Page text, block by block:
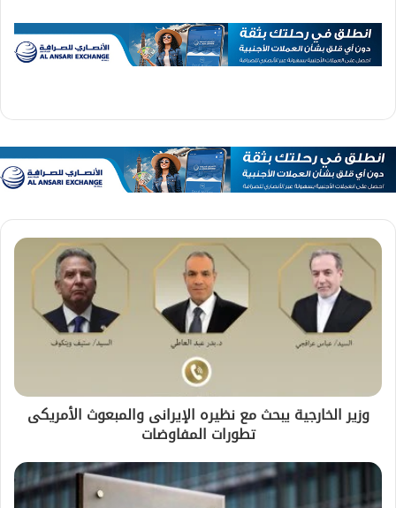
وزير الخارجية يبحث مع نظيره الإيرانى والمبعوث الأمريكى
تطورات المفاوضات